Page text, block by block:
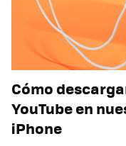
Cómo
YouTube en
iPhone